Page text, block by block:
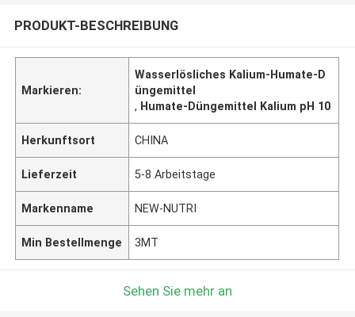
PRODUKT-BESCHREIBUNG
Markieren:
Wasserlösliches Kalium-Humate-D
üngemittel
, Humate-Düngemittel Kalium pH 10
Herkunftsort CHINA
Lieferzeit 5-8 Arbeitstage
Markenname NEW-NUTRI
Min Bestellmenge 3MT
Sehen Sie mehr an